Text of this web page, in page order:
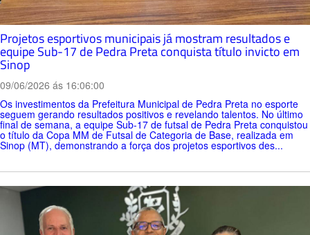
Projetos esportivos municipais já mostram resultados e
equipe Sub-17 de Pedra Preta conquista título invicto em
Sinop
09/06/2026 ás 16:06:00
Os investimentos da Prefeitura Municipal de Pedra Preta no esporte
seguem gerando resultados positivos e revelando talentos. No último
final de semana, a equipe Sub-17 de futsal de Pedra Preta conquistou
o título da Copa MM de Futsal de Categoria de Base, realizada em
Sinop (MT), demonstrando a força dos projetos esportivos des...